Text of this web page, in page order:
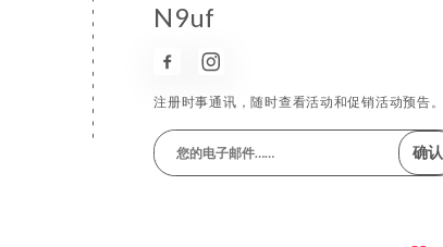
N9uf
注册时事通讯，随时查看活动和促销活动预告。
确认